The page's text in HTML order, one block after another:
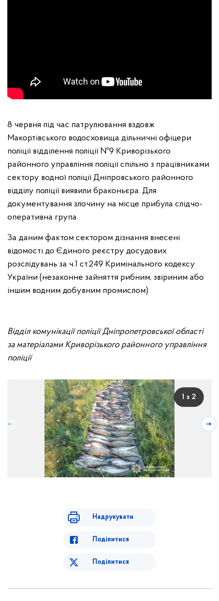
8 червня під час патрулювання вздовж
Макортівського водосховища дільничні офіцери
поліції відділення поліції №9 Криворізького
районного управління поліції спільно з працівниками
сектору водної поліції Дніпровського районного
відділу поліції виявили браконьєра. Для
документування злочину на місце прибула слідчо-
оперативна група.
За даним фактом сектором дізнання внесені
відомості до Єдиного реєстру досудових
розслідувань за ч.1 ст.249 Кримінального кодексу
України (незаконне зайняття рибним, звіриним або
іншим водним добувним промислом).
Відділ комунікації поліції Дніпропетровської області
за матеріалами Криворізького районного управління
поліції
1 з 2
Надрукувати
Поділитися
Поділитися